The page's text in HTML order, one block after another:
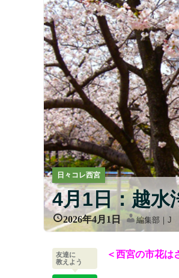
日々コレ西宮
4月1日：越水
2026年4月1日 編集部｜J
＜西宮の市花は
友達に
教えよう